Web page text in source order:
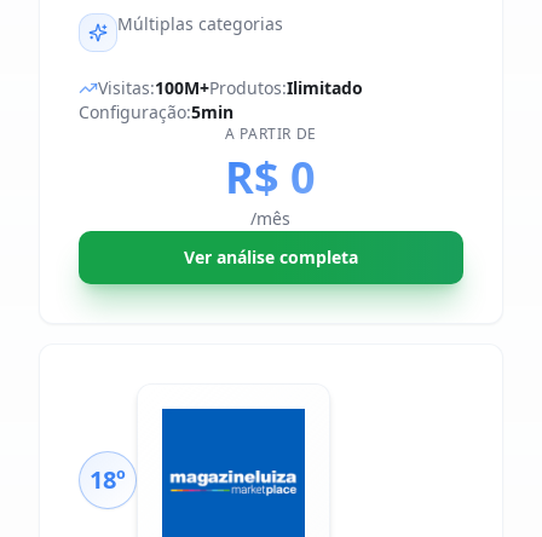
Múltiplas categorias
Visitas:100M+Produtos:Ilimitado
Configuração:5min
A PARTIR DE
R$ 0
/mês
Ver análise completa
18º